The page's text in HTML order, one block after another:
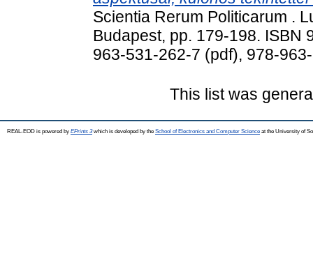
Scientia Rerum Politicarum .
Budapest, pp. 179-198. ISBN
963-531-262-7 (pdf), 978-
This list was
REAL-EOD is powered by EPrints 3which is developed by the School of Electronics and Computer Science at the University of